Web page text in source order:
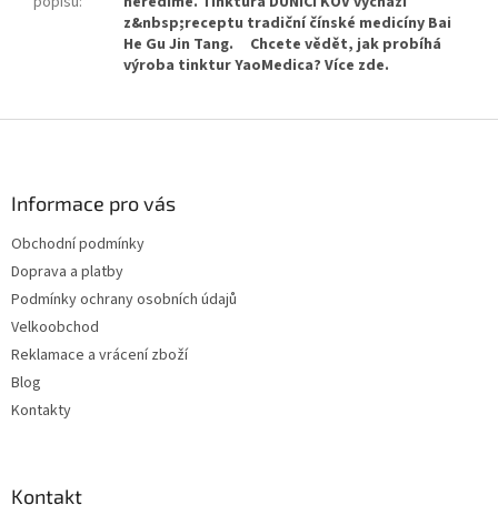
z&nbsp;receptu tradiční čínské medicíny Bai
He Gu Jin Tang. Chcete vědět, jak probíhá
výroba tinktur YaoMedica? Více zde.
Informace pro vás
Obchodní podmínky
Doprava a platby
Podmínky ochrany osobních údajů
Velkoobchod
Reklamace a vrácení zboží
Blog
Kontakty
Kontakt